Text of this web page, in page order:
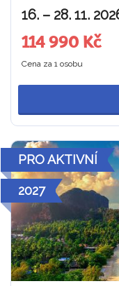
16. – 28. 11.
114 990 Kč
Cena za 1 osobu
PRO AKTIVNÍ
2027